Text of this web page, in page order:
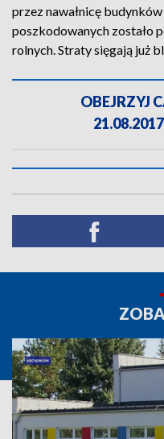
przez nawałnicę
poszkodowanych zostało
rolnych. Straty sięgają już
OBEJRZYJ